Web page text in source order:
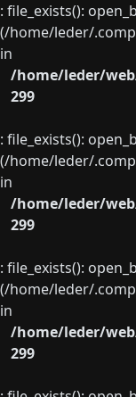
: file_exists():
(/home/leder/
in
/home/leder/
299
: file_exists():
(/home/leder/
in
/home/leder/
299
: file_exists():
(/home/leder/
in
/home/leder/
299